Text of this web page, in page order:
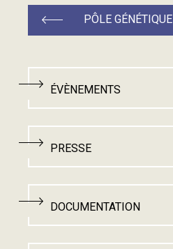
PÔLE GÉNÉTIQUE
ÉVÈNEMENTS
PRESSE
DOCUMENTATION